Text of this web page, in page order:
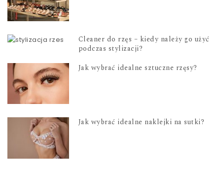
Cleaner do rzęs – kiedy należy go użyć
podczas stylizacji?
Jak wybrać idealne sztuczne rzęsy?
Jak wybrać idealne naklejki na sutki?